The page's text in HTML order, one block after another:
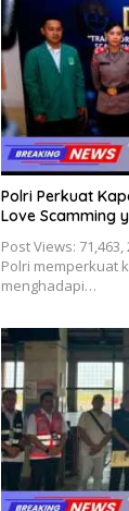
Polri Perkuat
Love Scamming
Post Views:
Polri memperkuat
menghadapi…